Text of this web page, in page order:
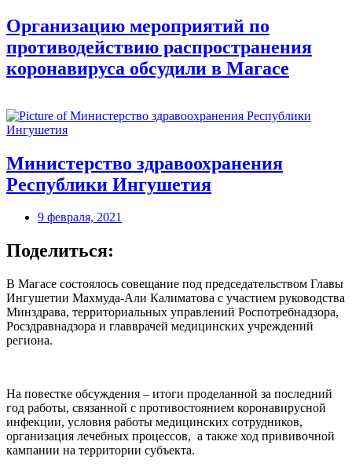
Организацию мероприятий по
противодействию распространения
коронавируса обсудили в Магасе
Министерство здравоохранения
Республики Ингушетия
9 февраля, 2021
Поделиться:
В Магасе состоялось совещание под председательством Главы
Ингушетии Махмуда-Али Калиматова с участием руководства
Минздрава, территориальных управлений Роспотребнадзора,
Росздравнадзора и главврачей медицинских учреждений
региона.
На повестке обсуждения – итоги проделанной за последний
год работы, связанной с противостоянием коронавирусной
инфекции, условия работы медицинских сотрудников,
организация лечебных процессов, а также ход прививочной
кампании на территории субъекта.